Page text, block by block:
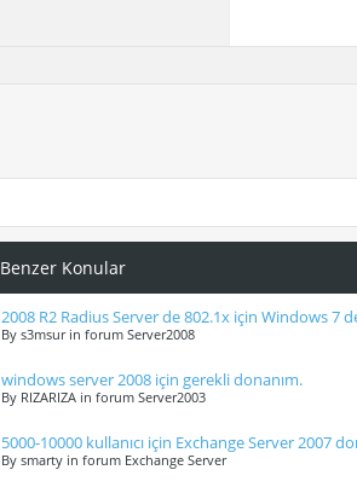
Benzer Konular
2008 R2 Radius Server de 802.1x için Windows 7
By s3msur in forum Server2008
windows server 2008 için gerekli donanım.
By RIZARIZA in forum Server2003
5000-10000 kullanıcı için Exchange Server 2007
By smarty in forum Exchange Server